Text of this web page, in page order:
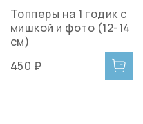
Топперы на 1 годик с
мишкой и фото (12-14
см)
450 ₽